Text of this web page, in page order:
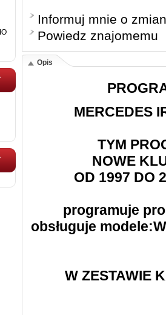
Informuj mnie o
Powiedz znajomemu
Opis
MERCEDES
TYM
NOWE
OD 1997 DO
programuje
obsługuje
W ZESTAWIE